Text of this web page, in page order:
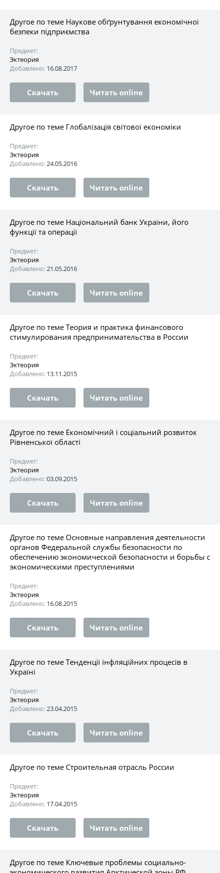
Другое по теме Наукове обґрунтування економічної
безпеки підприємства
Предмет:
Эктеория
Добавлено: 16.08.2017
Скачать Читать online
Другое по теме Глобалізація світової економіки
Предмет:
Эктеория
Добавлено:24.05.2016
Скачать Читать online
Другое по теме Національний банк України, його
функції та операції
Предмет:
Эктеория
Добавлено:21.05.2016
Скачать Читать online
Другое по теме Теория и практика финансового
стимулирования предпринимательства в России
Предмет:
Эктеория
Добавлено: 13.11.2015
Скачать Читать online
Другое по теме Економічний і соціальний розвиток
Рівненської області
Предмет:
Эктеория
Добавлено:03.09.2015
Скачать Читать online
Другое по теме Основные направления деятельности
органов Федеральной службы безопасности по
обеспечению экономической безопасности и борьбы с
экономическими преступлениями
Предмет:
Эктеория
Добавлено: 16.08.2015
Скачать Читать online
Другое по теме Тенденції інфляційних процесів в
Україні
Предмет:
Эктеория
Добавлено:23.04.2015
Скачать Читать online
Другое по теме Строительная отрасль России
Предмет:
Эктеория
Добавлено: 17.04.2015
Скачать Читать online
Другое по теме Ключевые проблемы социально-